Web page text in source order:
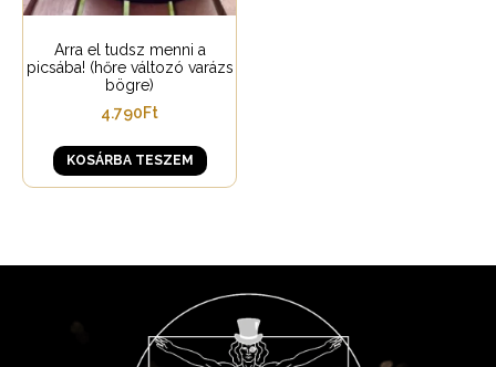
Arra el tudsz menni a
picsába! (hőre változó varázs
bögre)
4.790Ft
KOSÁRBA TESZEM